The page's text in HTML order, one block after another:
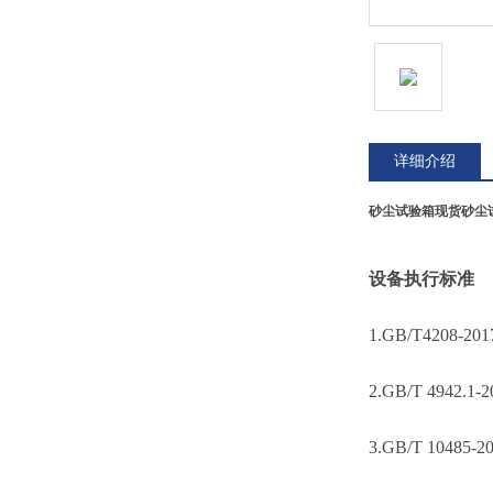
详细介绍
砂尘试验箱现货砂尘
设备执行标准
1.GB/T4208-20
2.GB/T 4942.1-
3.GB/T 10485-